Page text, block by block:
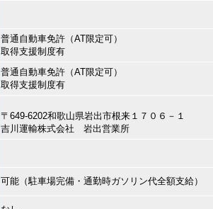
普通自動車免許（AT限定可）
取得支援制度有
普通自動車免許（AT限定可）
取得支援制度有
〒649-6202和歌山県岩出市根来１７０６－１
吉川運輸株式会社 岩出営業所
可能（駐車場完備・通勤時ガソリン代全額支給）